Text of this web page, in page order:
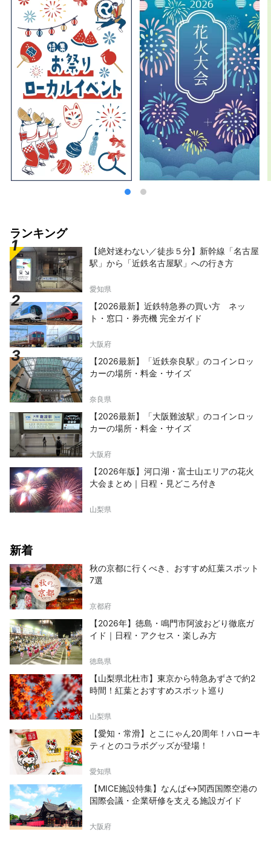
ランキング
【絶対迷わない／徒歩５分】新幹線「名古屋
駅」から「近鉄名古屋駅」への行き方
愛知県
【2026最新】近鉄特急券の買い方 ネッ
ト・窓口・券売機 完全ガイド
大阪府
【2026最新】「近鉄奈良駅」のコインロッ
カーの場所・料金・サイズ
奈良県
【2026最新】「大阪難波駅」のコインロッ
カーの場所・料金・サイズ
大阪府
【2026年版】河口湖・富士山エリアの花火
大会まとめ｜日程・見どころ付き
山梨県
新着
秋の京都に行くべき、おすすめ紅葉スポット
7選
京都府
【2026年】徳島・鳴門市阿波おどり徹底ガ
イド｜日程・アクセス・楽しみ方
徳島県
【山梨県北杜市】東京から特急あずさで約2
時間！紅葉とおすすめスポット巡り
山梨県
【愛知・常滑】とこにゃん20周年！ハローキ
ティとのコラボグッズが登場！
愛知県
【MICE施設特集】なんば↔関西国際空港の
国際会議・企業研修を支える施設ガイド
大阪府